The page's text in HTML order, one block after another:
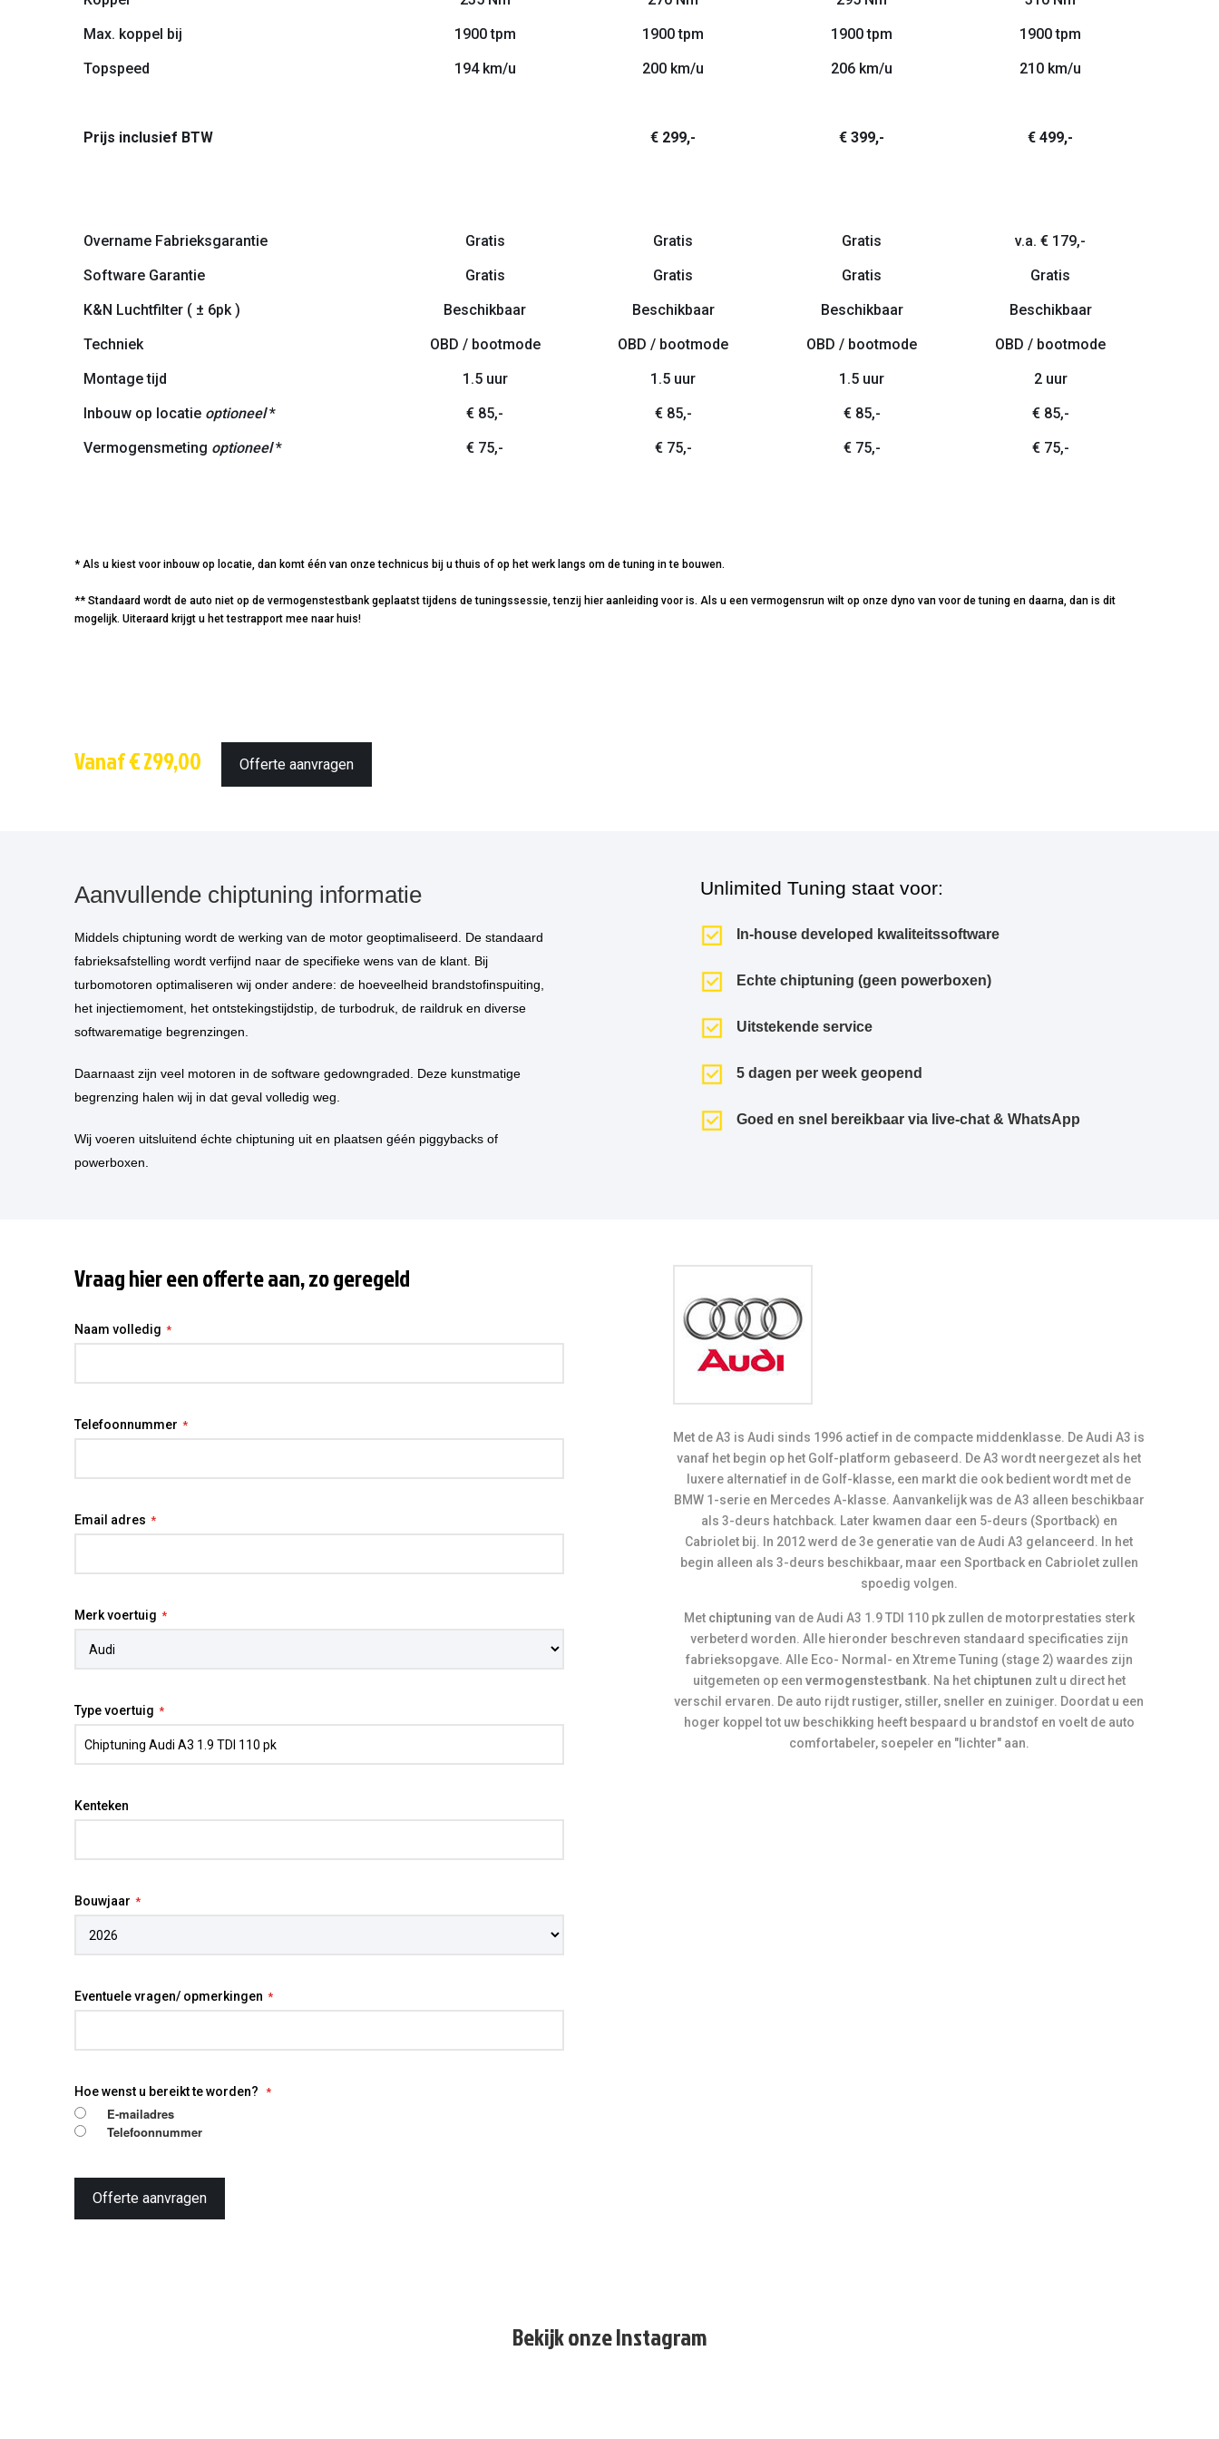
Max. koppel bij
1900 tpm 1900 tpm 1900 tpm
1900 tpm
Topspeed
194 km/u 200 km/u 206 km/u 210 km/u
Prijs inclusief BTW € 299,- € 399,- € 499,-
Overname Fabrieksgarantie Gratis Gratis Gratis
v.a. € 179,-
Software Garantie
Gratis Gratis Gratis
Gratis
K&N Luchtfilter ( ± 6pk )
Beschikbaar Beschikbaar Beschikbaar
Beschikbaar
Techniek
OBD / bootmode OBD / bootmode OBD / bootmode
OBD / bootmode
Montage tijd
1.5 uur 1.5 uur 1.5 uur
2 uur
Inbouw op locatie optioneel* € 85,- € 85,- € 85,-
€ 85,-
Vermogensmeting optioneel* € 75,- € 75,- € 75,- € 75,-
* Als u kiest voor inbouw op locatie, dan komt één van onze technicus bij u thuis of op het werk langs om de tuning in te bouwen.
** Standaard wordt de auto niet op de vermogenstestbank geplaatst tijdens de tuningssessie, tenzij hier aanleiding voor is. Als u een vermogensrun wilt op onze dyno van voor de tuning en daarna, dan is dit
mogelijk. Uiteraard krijgt u het testrapport mee naar huis!
Vanaf € 299,00 Offerte aanvragen
Aanvullende chiptuning informatie
Middels chiptuning wordt de werking van de motor geoptimaliseerd. De standaard
fabrieksafstelling wordt verfijnd naar de specifieke wens van de klant. Bij
turbomotoren optimaliseren wij onder andere: de hoeveelheid brandstofinspuiting,
het injectiemoment, het ontstekingstijdstip, de turbodruk, de raildruk en diverse
softwarematige begrenzingen.
Daarnaast zijn veel motoren in de software gedowngraded. Deze kunstmatige
begrenzing halen wij in dat geval volledig weg.
Wij voeren uitsluitend échte chiptuning uit en plaatsen géén piggybacks of
powerboxen.
Unlimited Tuning staat voor:
In-house developed kwaliteitssoftware
Echte chiptuning (geen powerboxen)
Uitstekende service
5 dagen per week geopend
Goed en snel bereikbaar via live-chat & WhatsApp
Vraag hier een offerte aan, zo geregeld
Naam volledig
Telefoonnummer
Email adres
Merk voertuig
Type voertuig
Kenteken
Bouwjaar
Eventuele vragen/ opmerkingen
Hoe wenst u bereikt te worden?
E-mailadres
Telefoonnummer
Offerte aanvragen
Met de A3 is Audi sinds 1996 actief in de compacte middenklasse. De Audi A3 is
vanaf het begin op het Golf-platform gebaseerd. De A3 wordt neergezet als het
luxere alternatief in de Golf-klasse, een markt die ook bedient wordt met de
BMW 1-serie en Mercedes A-klasse. Aanvankelijk was de A3 alleen beschikbaar
als 3-deurs hatchback. Later kwamen daar een 5-deurs (Sportback) en
Cabriolet bij. In 2012 werd de 3e generatie van de Audi A3 gelanceerd. In het
begin alleen als 3-deurs beschikbaar, maar een Sportback en Cabriolet zullen
spoedig volgen.
Met chiptuning van de Audi A3 1.9 TDI 110 pk zullen de motorprestaties sterk
verbeterd worden. Alle hieronder beschreven standaard specificaties zijn
fabrieksopgave. Alle Eco- Normal- en Xtreme Tuning (stage 2) waardes zijn
uitgemeten op een vermogenstestbank. Na het chiptunen zult u direct het
verschil ervaren. De auto rijdt rustiger, stiller, sneller en zuiniger. Doordat u een
hoger koppel tot uw beschikking heeft bespaard u brandstof en voelt de auto
comfortabeler, soepeler en "lichter" aan.
Bekijk onze Instagram